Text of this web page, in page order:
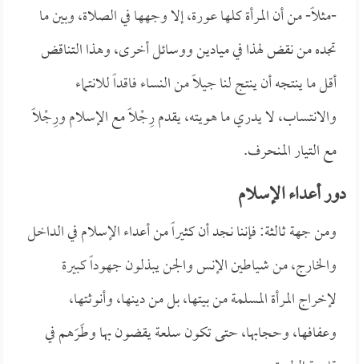
-مثلاً- من أن المرأة كلها عورة، إلا وجهها في الصلاة، وبين ما
تجده من نقض لهذا في ميادين ووسائل أخرى، وهذا التناقض
أقل ما ينتجه أن ينتج لنا جيلاً من النساء فاقداً للانتماء
والانتساب، لا يدري ما هويته، يقدم رِجْلاً مع الإسلام ورِجْلاً
مع التيار المنحرف.
دور أعداء الإسلام
ومن جهة ثالثة: فإننا نجد أن كثيراً من أعداء الإسلام في الداخل
والخارج، من شياطين الإنس والجن يبذلون جهوداً كبيرة
لإخراج المرأة المسلمة من بيتها، بل من دينها، وأنوثتها،
وعفافها، وحجابها، حتى تكون سلعة يقضون بها وطَرَهم في